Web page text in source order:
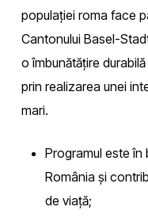
populației roma face
Cantonului Basel-
o îmbunătățire
prin realizarea unei
mari.
Programul este în
România și
de viață;